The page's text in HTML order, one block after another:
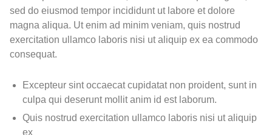
sed do eiusmod tempor incididunt ut labore et dolore
magna aliqua. Ut enim ad minim veniam, quis nostrud
exercitation ullamco laboris nisi ut aliquip ex ea commodo
consequat.
Excepteur sint occaecat cupidatat non proident, sunt in
culpa qui deserunt mollit anim id est laborum.
Quis nostrud exercitation ullamco laboris nisi ut aliquip
ex